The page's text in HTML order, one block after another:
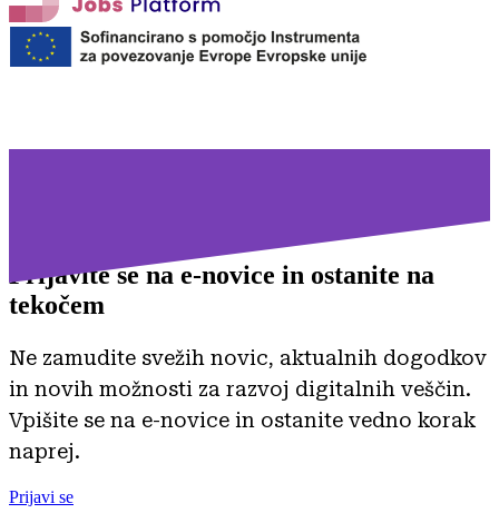
Prijavite se na e-novice in ostanite na
tekočem
Ne zamudite svežih novic, aktualnih dogodkov
in novih možnosti za razvoj digitalnih veščin.
Vpišite se na e-novice in ostanite vedno korak
naprej.
Prijavi se